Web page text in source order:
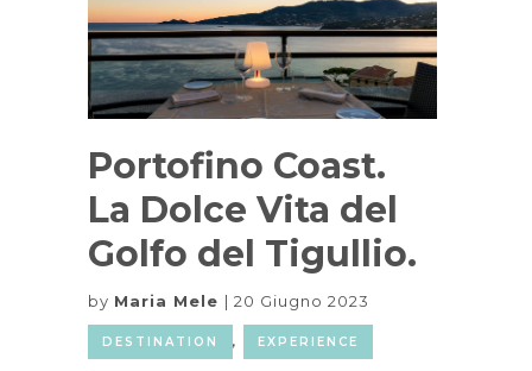
Portofino Coast.
La Dolce Vita del
Golfo del Tigullio.
by Maria Mele 20 Giugno 2023
DESTINATION , EXPERIENCE